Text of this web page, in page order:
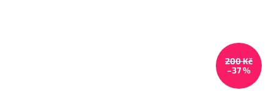
200 Kč
–37 %